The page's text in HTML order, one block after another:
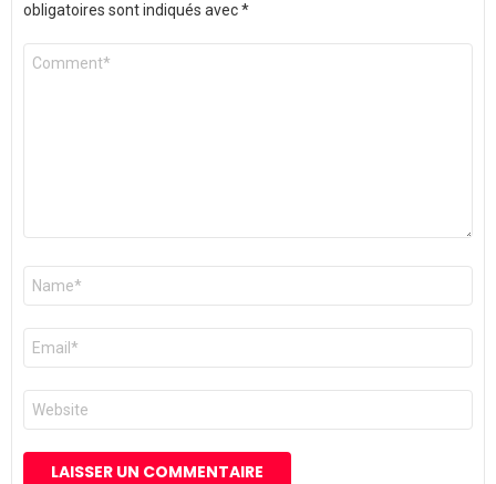
obligatoires sont indiqués avec*
Commentaire
Nom
E-
mail
*
Site
web